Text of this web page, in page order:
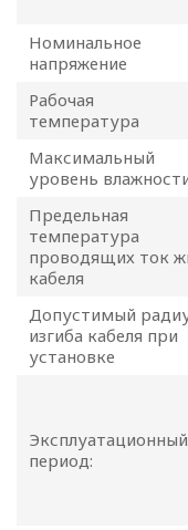
Номинальное
напряжение
Рабочая
температура
Максимальный
уровень
Предельная
температура
проводящих ток
кабеля
Допустимый
изгиба кабеля при
установке
Эксплуатационный
период:
В.А.
г. Минск
1.1.